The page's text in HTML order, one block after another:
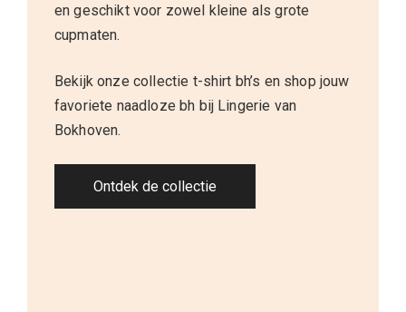
en geschikt voor zowel kleine als grote
cupmaten.
Bekijk onze collectie t-shirt bh’s en shop jouw
favoriete naadloze bh bij Lingerie van
Bokhoven.
Ontdek de collectie